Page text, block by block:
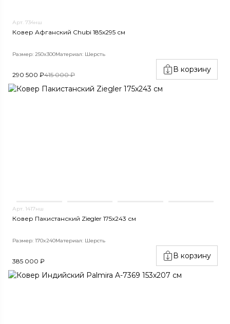
Арт. 734нш
Ковер Афганский Chubi 185x295 см
Размер: 250x300Материал: Шерсть
290 500 ₽415 000 ₽
В корзину
Арт. 1417нш
Ковер Пакистанский Ziegler 175x243 см
Размер: 170x240Материал: Шерсть
385 000 ₽
В корзину